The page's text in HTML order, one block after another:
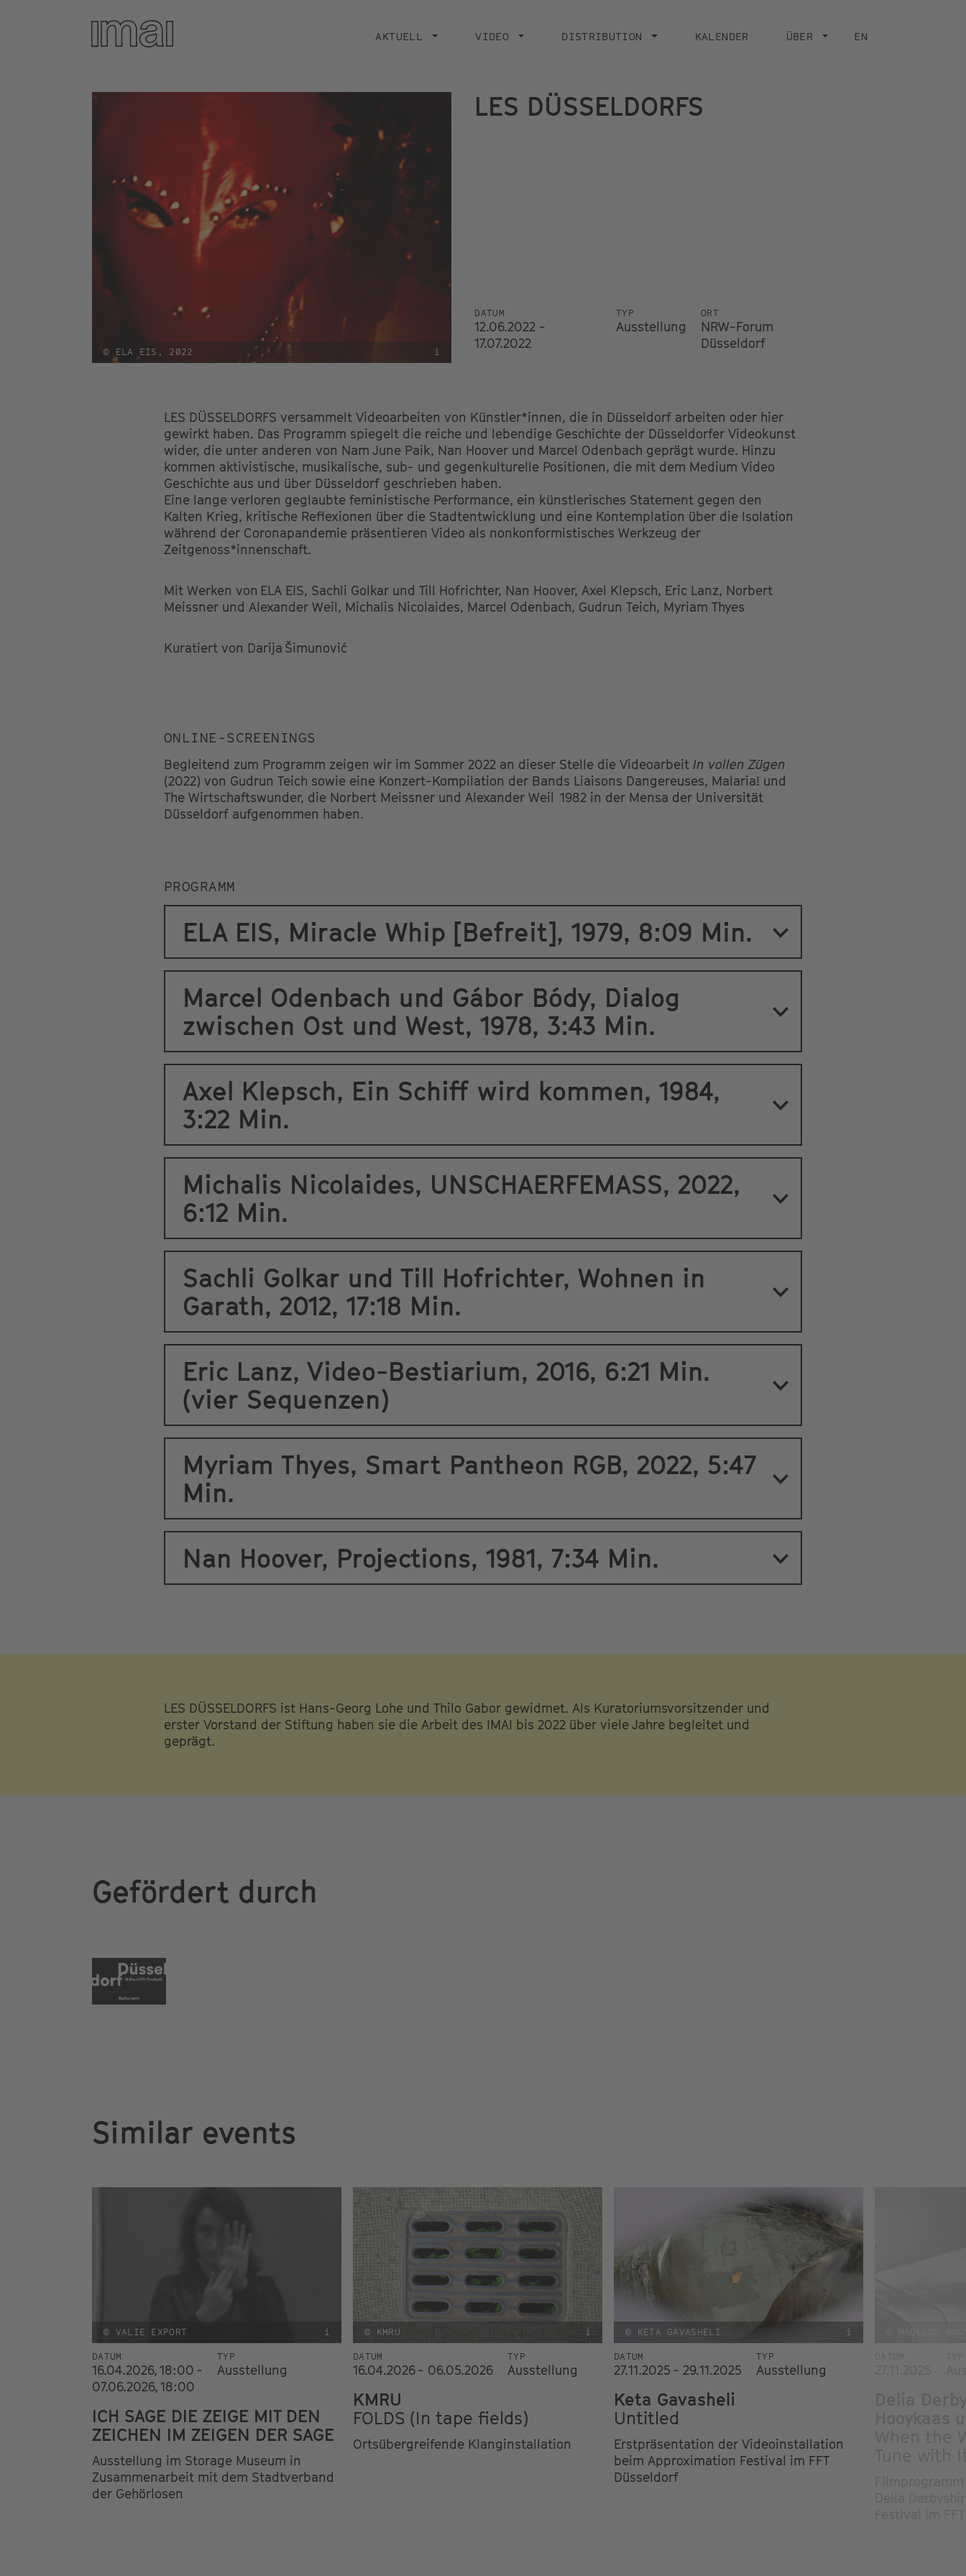
navigation
AKTUELL VIDEO DISTRIBUTION KALENDER ÜBER EN
© ELA EIS, 2022 i
LES DÜSSELDORFS
DATUM
12.06.2022 -
17.07.2022
TYP
Ausstellung
ORT
NRW-Forum
Düsseldorf
LES DÜSSELDORFS versammelt Videoarbeiten von Künstler*innen, die in Düsseldorf arbeiten oder hier
gewirkt haben. Das Programm spiegelt die reiche und lebendige Geschichte der Düsseldorfer Videokunst
wider, die unter anderen von Nam June Paik, Nan Hoover und Marcel Odenbach geprägt wurde. Hinzu
kommen aktivistische, musikalische, sub- und gegenkulturelle Positionen, die mit dem Medium Video
Geschichte aus und über Düsseldorf geschrieben haben.
Eine lange verloren geglaubte feministische Performance, ein künstlerisches Statement gegen den
Kalten Krieg, kritische Reflexionen über die Stadtentwicklung und eine Kontemplation über die Isolation
während der Coronapandemie präsentieren Video als nonkonformistisches Werkzeug der
Zeitgenoss*innenschaft.
Mit Werken von ELA EIS, Sachli Golkar und Till Hofrichter, Nan Hoover, Axel Klepsch, Eric Lanz, Norbert
Meissner und Alexander Weil, Michalis Nicolaides, Marcel Odenbach, Gudrun Teich, Myriam Thyes
Kuratiert von Darija Šimunović
ONLINE-SCREENINGS
Begleitend zum Programm zeigen wir im Sommer 2022 an dieser Stelle die Videoarbeit In vollen Zügen
(2022) von Gudrun Teich sowie eine Konzert-Kompilation der Bands Liaisons Dangereuses, Malaria! und
The Wirtschaftswunder, die Norbert Meissner und Alexander Weil 1982 in der Mensa der Universität
Düsseldorf aufgenommen haben.
PROGRAMM
ELA EIS, Miracle Whip [Befreit], 1979, 8:09 Min.
Marcel Odenbach und Gábor Bódy, Dialog
zwischen Ost und West, 1978, 3:43 Min.
Axel Klepsch, Ein Schiff wird kommen, 1984,
3:22 Min.
Michalis Nicolaides, UNSCHAERFEMASS, 2022,
6:12 Min.
Sachli Golkar und Till Hofrichter, Wohnen in
Garath, 2012, 17:18 Min.
Eric Lanz, Video-Bestiarium, 2016, 6:21 Min.
(vier Sequenzen)
Myriam Thyes, Smart Pantheon RGB, 2022, 5:47
Min.
Nan Hoover, Projections, 1981, 7:34 Min.
LES DÜSSELDORFS ist Hans-Georg Lohe und Thilo Gabor gewidmet. Als Kuratoriumsvorsitzender und
erster Vorstand der Stiftung haben sie die Arbeit des IMAI bis 2022 über viele Jahre begleitet und
geprägt.
Gefördert durch
Similar events
© VALIE EXPORT i
DATUM
16.04.2026, 18:00 -
07.06.2026, 18:00
TYP
Ausstellung
ICH SAGE DIE ZEIGE MIT DEN
ZEICHEN IM ZEIGEN DER SAGE
Ausstellung im Storage Museum in
Zusammenarbeit mit dem Stadtverband
der Gehörlosen
© KMRU i
DATUM
16.04.2026 - 06.05.2026
TYP
Ausstellung
KMRU
FOLDS (In tape fields)
Ortsübergreifende Klanginstallation
© KETA GAVASHELI i
DATUM
27.11.2025 - 29.11.2025
TYP
Ausstellung
Keta Gavasheli
Untitled
Erstpräsentation der Videoinstallation
beim Approximation Festival im FFT
Düsseldorf